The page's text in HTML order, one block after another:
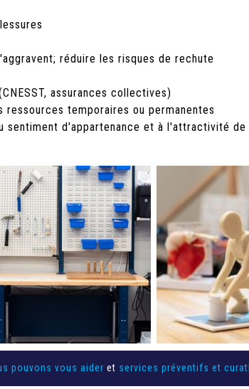
réduire les risques de rechute
assurances collectives)
temporaires ou permanentes
sentiment d'appartenance et à l'attractivité
pouvons vous aider et services préventifs et